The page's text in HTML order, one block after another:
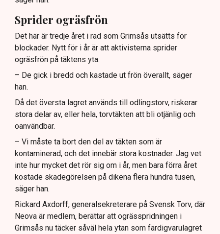
Sprider ogräsfrön
Det här är tredje året i rad som Grimsås utsätts för
blockader. Nytt för i år är att aktivisterna sprider
ogräsfrön på täktens yta.
– De gick i bredd och kastade ut frön överallt, säger
han.
Då det översta lagret används till odlingstorv, riskerar
stora delar av, eller hela, torvtäkten att bli otjänlig och
oanvändbar.
– Vi måste ta bort den del av täkten som är
kontaminerad, och det innebär stora kostnader. Jag vet
inte hur mycket det rör sig om i år, men bara förra året
kostade skadegörelsen på dikena flera hundra tusen,
säger han.
Rickard Axdorff, generalsekreterare på Svensk Torv, där
Neova är medlem, berättar att ogrässpridningen i
Grimsås nu täcker såväl hela ytan som färdigvarulagret